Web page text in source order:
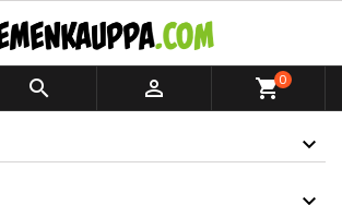
  shopping_cart0